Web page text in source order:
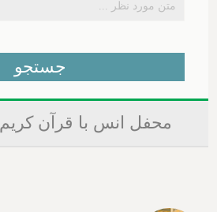
محفل انس با قرآن کریم ۱۴۰۵/۰۵/۱۳